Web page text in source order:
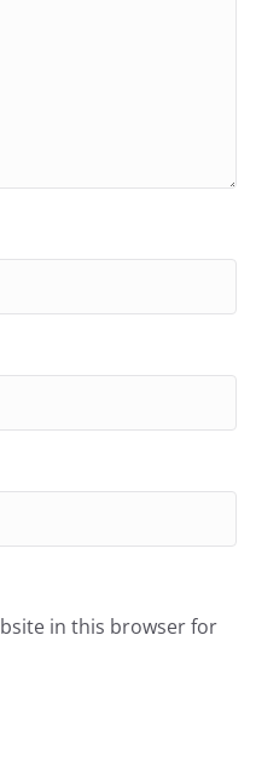
in this browser for